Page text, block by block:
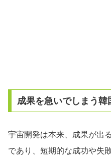
成果を急いでしまう韓
宇宙開発は本来、成果が出
であり、短期的な成功や失